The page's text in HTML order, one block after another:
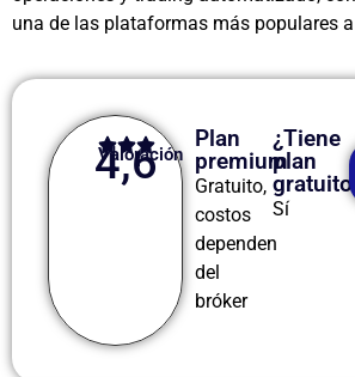
una de las plataformas más populares
4,6
Valoración
Plan
premium
Gratuito,
costos
dependen
del
bróker
¿Tiene
plan
gratuito?
Sí